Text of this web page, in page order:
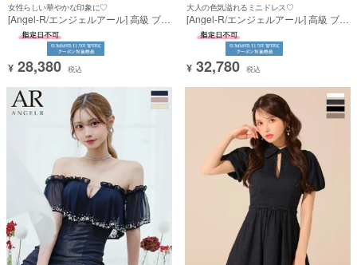
女性らしい華やかな印象に♡
[Angel-R/エンジェルアール] 高級 ブラ
ンド ワンピース Aラインミニドレス
レース キャミソール プリーツ コード
¥ 28,380 税込
大人の色気溢れるミニドレス♡
[Angel-R/エンジェルアール] 高級 ブラ
ンド タイトミニドレス 谷間 大人 ホル
ターネック くびれ透け パールチェー
ン ラメ ビジュー
¥ 32,780 税込